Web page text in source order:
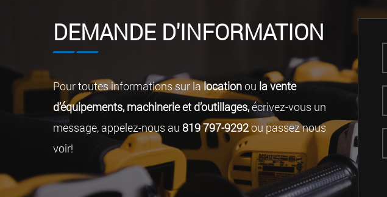
DEMANDE D'INFORMATION
Pour toutes informations sur lalocationou la vente
d’équipements, machinerie et d’outillages,écrivez-vous un
message, appelez-nous au 819 797-9292ou passez nous
voir!